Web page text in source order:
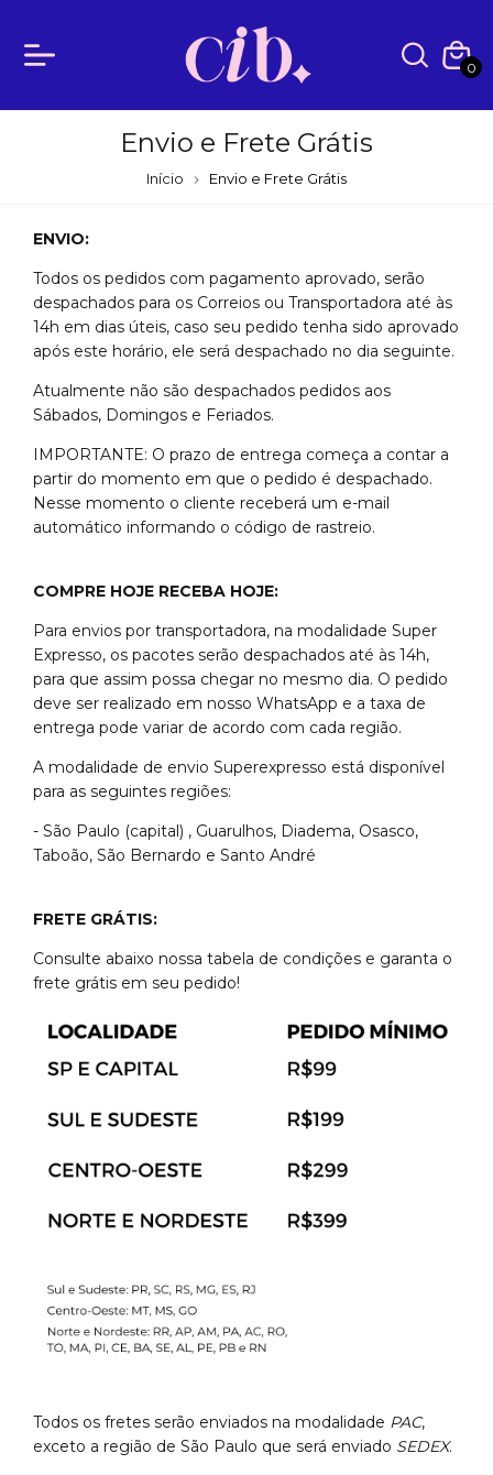
0
Envio e Frete Grátis
Início Envio e Frete Grátis
ENVIO:
Todos os pedidos com pagamento aprovado, serão
despachados para os Correios ou Transportadora até às
14h em dias úteis, caso seu pedido tenha sido aprovado
após este horário, ele será despachado no dia seguinte.
Atualmente não são despachados pedidos aos
Sábados, Domingos e Feriados.
IMPORTANTE: O prazo de entrega começa a contar a
partir do momento em que o pedido é despachado.
Nesse momento o cliente receberá um e-mail
automático informando o código de rastreio.
COMPRE HOJE RECEBA HOJE:
Para envios por transportadora, na modalidade Super
Expresso, os pacotes serão despachados até às 14h,
para que assim possa chegar no mesmo dia. O pedido
deve ser realizado em nosso WhatsApp e a taxa de
entrega pode variar de acordo com cada região.
A modalidade de envio Superexpresso está disponível
para as seguintes regiões:
- São Paulo (capital) , Guarulhos, Diadema, Osasco,
Taboão, São Bernardo e Santo André
FRETE GRÁTIS:
Consulte abaixo nossa tabela de condições e garanta o
frete grátis em seu pedido!
Todos os fretes serão enviados na modalidade PAC,
exceto a região de São Paulo que será enviado SEDEX.